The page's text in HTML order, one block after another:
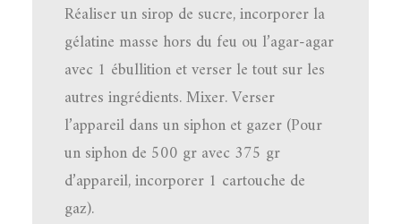
Réaliser un sirop de sucre, incorporer la
gélatine masse hors du feu ou l’agar-agar
avec 1 ébullition et verser le tout sur les
autres ingrédients. Mixer. Verser
l’appareil dans un siphon et gazer (Pour
un siphon de 500 gr avec 375 gr
d’appareil, incorporer 1 cartouche de
gaz).